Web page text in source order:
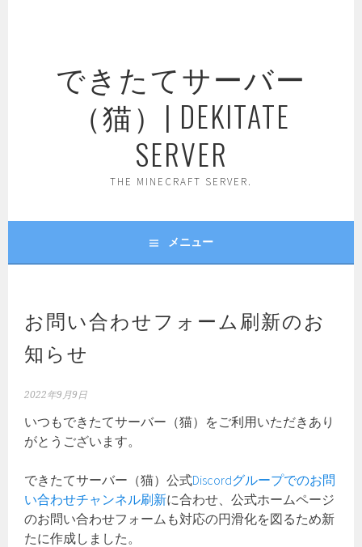
できたてサーバー
（猫）| DEKITATE
SERVER
THE MINECRAFT SERVER.
メニュー
お問い合わせフォーム刷新のお
知らせ
2022年9月9日
いつもできたてサーバー（猫）をご利用いただきあり
がとうございます。
できたてサーバー（猫）公式Discordグループでのお問
い合わせチャンネル刷新に合わせ、公式ホームページ
のお問い合わせフォームも対応の円滑化を図るため新
たに作成しました。